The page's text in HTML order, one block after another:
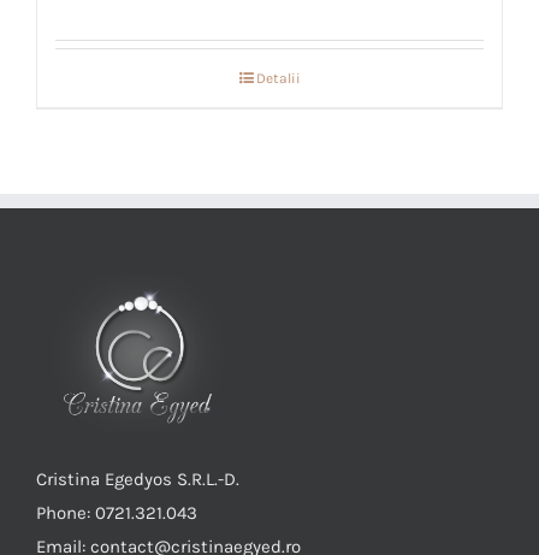
Detalii
Cristina Egedyos S.R.L.-D.
Phone: 0721.321.043
Email: contact@cristinaegyed.ro